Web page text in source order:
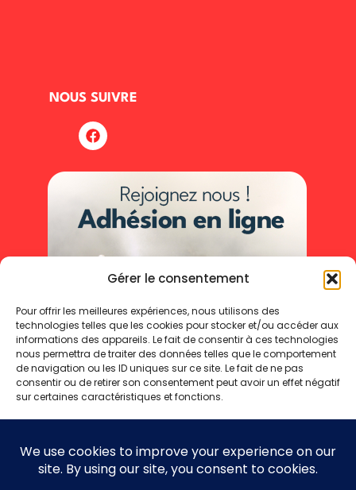
Gérer le consentement
Pour offrir les meilleures expériences, nous utilisons des
technologies telles que les cookies pour stocker et/ou accéder aux
informations des appareils. Le fait de consentir à ces technologies
nous permettra de traiter des données telles que le comportement
de navigation ou les ID uniques sur ce site. Le fait de ne pas
consentir ou de retirer son consentement peut avoir un effet négatif
sur certaines caractéristiques et fonctions.
Refuser
NOUS SUIVRE
Mentions légales Politique de cookies